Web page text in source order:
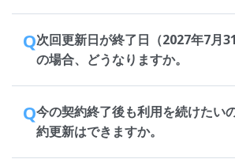
Q次回更新日が終了日（2027年7月
の場合、どうなりますか。
Q今の契約終了後も利用を続けたい
約更新はできますか。